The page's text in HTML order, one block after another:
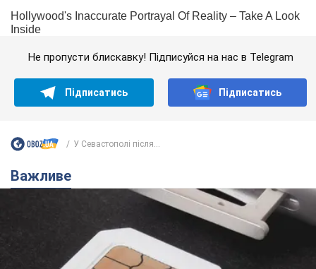
Не пропусти блискавку! Підписуйся на нас в Telegram
Підписатись Підписатись
У Севастополі після...
Важливе